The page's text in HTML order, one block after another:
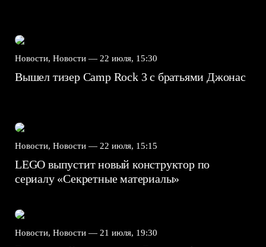
Новости, Новости — 22 июля, 15:30
Вышел тизер Camp Rock 3 с братьями Джонас
Новости, Новости — 22 июля, 15:15
LEGO выпустит новый конструктор по
сериалу «Секретные материалы»
Новости, Новости — 21 июля, 19:30